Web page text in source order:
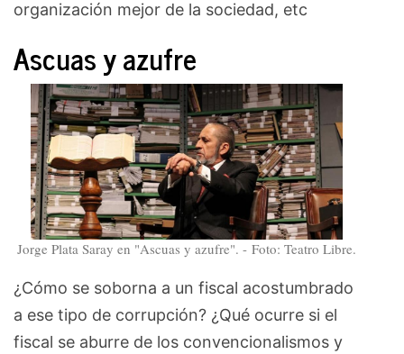
organización mejor de la sociedad, etc
Ascuas y azufre
Jorge Plata Saray en "Ascuas y azufre". - Foto: Teatro Libre.
¿Cómo se soborna a un fiscal acostumbrado
a ese tipo de corrupción? ¿Qué ocurre si el
fiscal se aburre de los convencionalismos y